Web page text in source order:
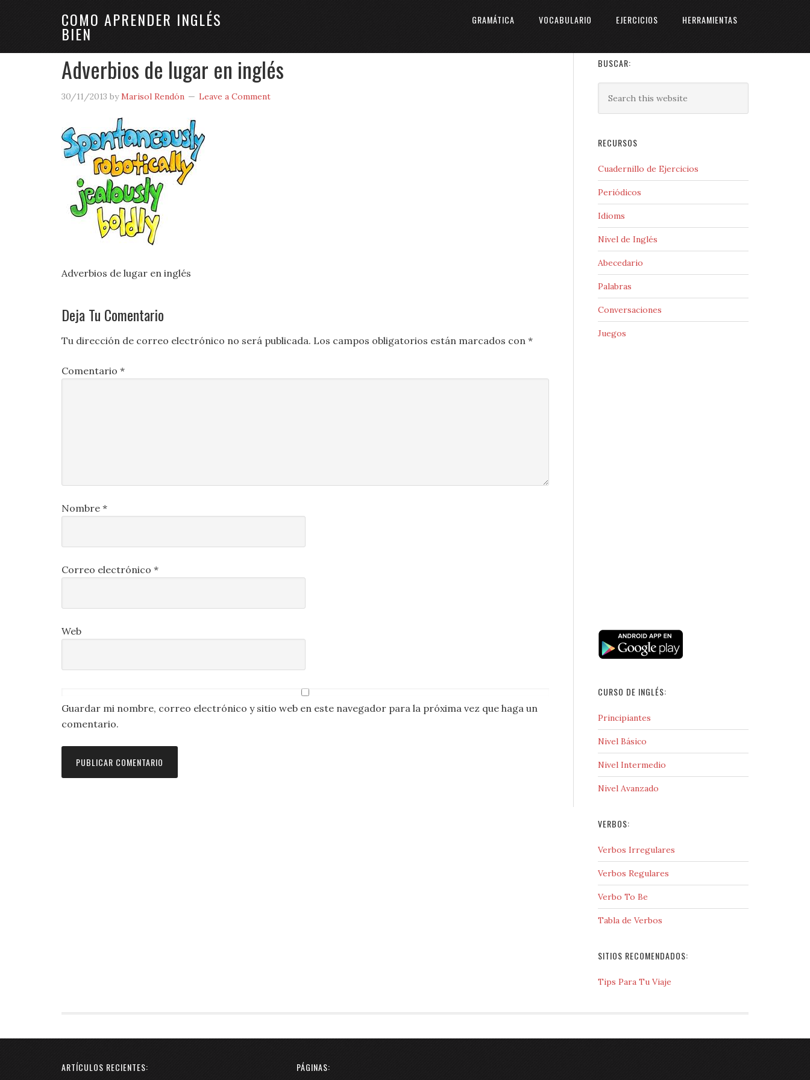
COMO APRENDER INGLÉS
BIEN
GRAMÁTICA VOCABULARIO EJERCICIOS HERRAMIENTAS
Adverbios de lugar en inglés
30/11/2013 byMarisol Rendón Leave a Comment
Adverbios de lugar en inglés
Deja Tu Comentario
Tu dirección de correo electrónico no será publicada. Los campos obligatorios están marcados con *
Comentario *
Nombre *
Correo electrónico *
Web
Guardar mi nombre, correo electrónico y sitio web en este navegador para la próxima vez que haga un
comentario.
BUSCAR:
RECURSOS
Cuadernillo de Ejercicios
Periódicos
Idioms
Nivel de Inglés
Abecedario
Palabras
Conversaciones
Juegos
CURSO DE INGLÉS:
Principiantes
Nivel Básico
Nivel Intermedio
Nivel Avanzado
VERBOS:
Verbos Irregulares
Verbos Regulares
Verbo To Be
Tabla de Verbos
SITIOS RECOMENDADOS:
Tips Para Tu Viaje
ARTÍCULOS RECIENTES: PÁGINAS: